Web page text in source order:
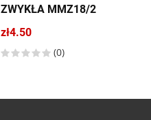
ZWYKŁA MMZ18/2
zł4.50
(0)